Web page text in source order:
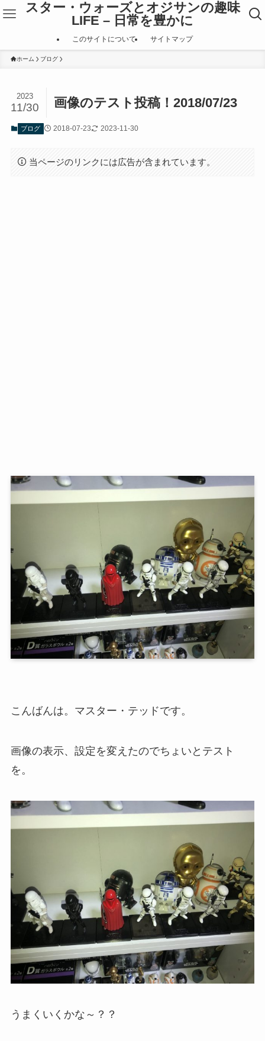
スター・ウォーズとオジサンの趣味
LIFE – 日常を豊かに
このサイトについて サイトマップ
ホーム ブログ
画像のテスト投稿！2018/07/23
2023
11/30
ブログ 2018-07-23 2023-11-30
当ページのリンクには広告が含まれています。
こんばんは。マスター・テッドです。
画像の表示、設定を変えたのでちょいとテスト
を。
うまくいくかな～？？